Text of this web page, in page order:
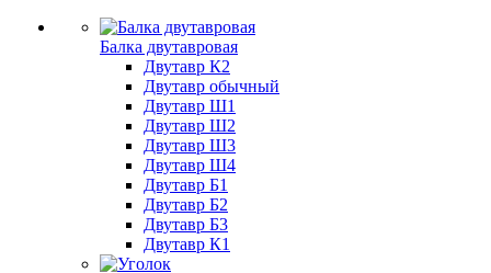
Балка двутавровая
Двутавр К2
Двутавр обычный
Двутавр Ш1
Двутавр Ш2
Двутавр Ш3
Двутавр Ш4
Двутавр Б1
Двутавр Б2
Двутавр Б3
Двутавр К1